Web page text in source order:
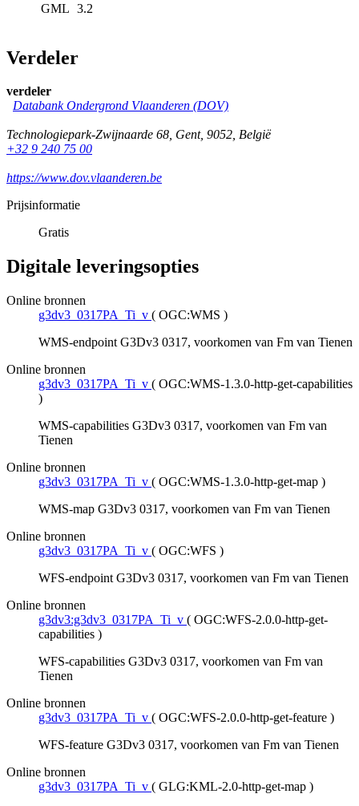
GML 3.2
Verdeler
verdeler
Databank Ondergrond Vlaanderen (DOV)
Technologiepark-Zwijnaarde 68, Gent, 9052, België
+32 9 240 75 00
https://www.dov.vlaanderen.be
Prijsinformatie
Gratis
Digitale leveringsopties
Online bronnen
g3dv3_0317PA_Ti_v ( OGC:WMS )
WMS-endpoint G3Dv3 0317, voorkomen van Fm van Tienen
Online bronnen
g3dv3_0317PA_Ti_v ( OGC:WMS-1.3.0-http-get-capabilities
)
WMS-capabilities G3Dv3 0317, voorkomen van Fm van
Tienen
Online bronnen
g3dv3_0317PA_Ti_v ( OGC:WMS-1.3.0-http-get-map )
WMS-map G3Dv3 0317, voorkomen van Fm van Tienen
Online bronnen
g3dv3_0317PA_Ti_v ( OGC:WFS )
WFS-endpoint G3Dv3 0317, voorkomen van Fm van Tienen
Online bronnen
g3dv3:g3dv3_0317PA_Ti_v ( OGC:WFS-2.0.0-http-get-
capabilities )
WFS-capabilities G3Dv3 0317, voorkomen van Fm van
Tienen
Online bronnen
g3dv3_0317PA_Ti_v ( OGC:WFS-2.0.0-http-get-feature )
WFS-feature G3Dv3 0317, voorkomen van Fm van Tienen
Online bronnen
g3dv3_0317PA_Ti_v ( GLG:KML-2.0-http-get-map )